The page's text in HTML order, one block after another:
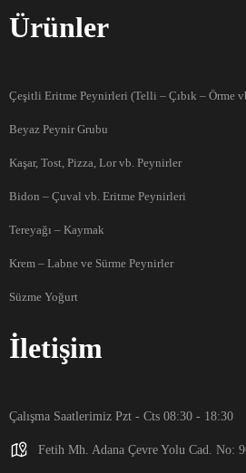
Ürünler
Çeşitli Eritme Peynirleri (Telli – Çıbık – Örme
Beyaz Peynir Grubu
Kaşar, Tost, Pizza, Lor vb. Peynirler
Bidon – Çuval vb. Eritme Peynirleri
Tereyağı – Kaymak
Krem – Labne ve Sürme Peynirler
Süzme Yoğurt
İletişim
Çalışma Saatlerimiz Pzt - Cts 08:30 - 18:30
Fetih Mh. Adana Çevre Yolu Cad. No: